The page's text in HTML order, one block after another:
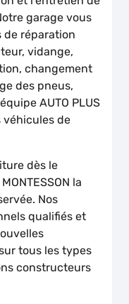
garage vous
de réparation
vidange,
changement
des pneus,
AUTO PLUS
véhicules de
dès le
la
Nos
qualifiés et
tous les types
constructeurs